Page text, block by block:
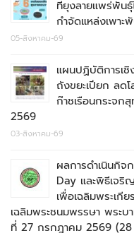
ที่ยุงลายแพร่พัน
กำจัดแหล่งเพาะ
05-สิงหาคม-69
แผนปฏิบัติการเชิ
ถังขยะเปียก ลด
ก๊าชเรือนกระจก
2569
03-สิงหาคม-69
ผลการดำเนินกิจ
Day และพิธีเจริ
เพื่อเฉลิมพระเกี
เฉลิมพระชนมพรรษา พระบ
ที่ 27 กรกฎาคม 2569